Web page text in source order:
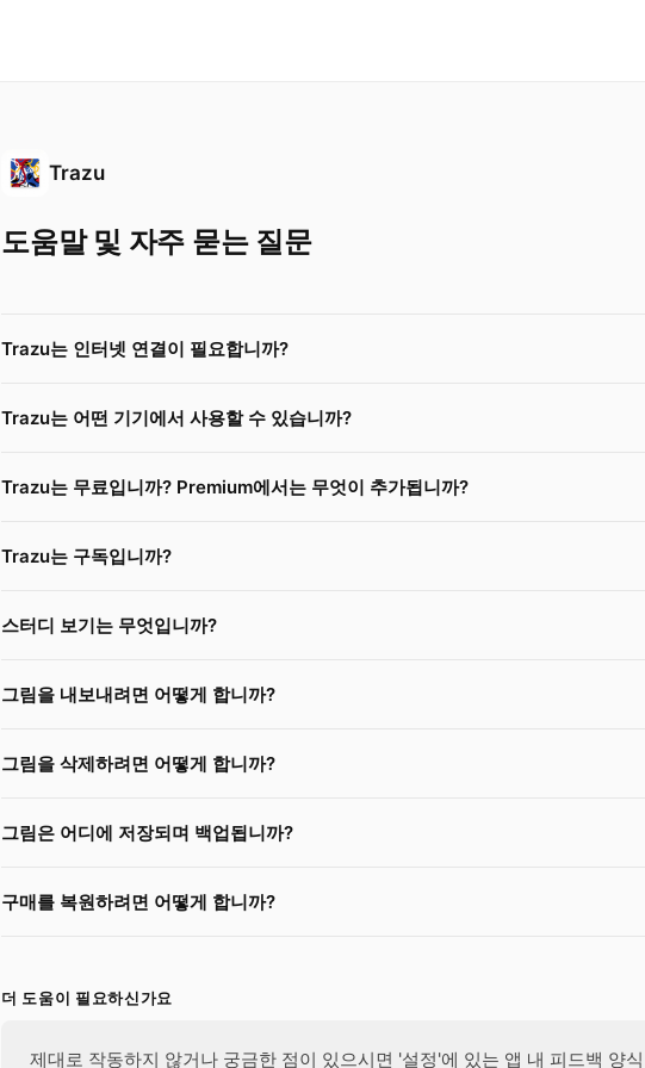
Trazu
도움말 및 자주 묻는 질문
Trazu는 인터넷 연결이 필요합니까?
Trazu는 어떤 기기에서 사용할 수 있습니까?
Trazu는 무료입니까? Premium에서는 무엇이 추가됩니까?
Trazu는 구독입니까?
스터디 보기는 무엇입니까?
그림을 내보내려면 어떻게 합니까?
그림을 삭제하려면 어떻게 합니까?
그림은 어디에 저장되며 백업됩니까?
구매를 복원하려면 어떻게 합니까?
더 도움이 필요하신가요
제대로 작동하지 않거나 궁금한 점이 있으시면 '설정'에 있는 앱 내 피드백 양